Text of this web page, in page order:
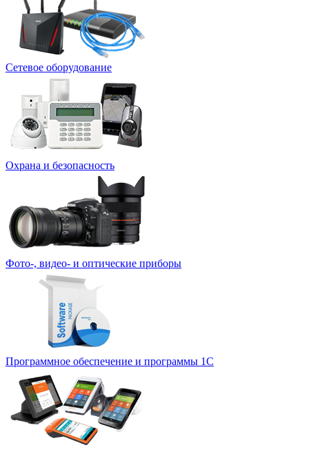
Сетевое оборудование
Охрана и безопасность
Фото-, видео- и оптические приборы
Программное обеспечение и программы 1С